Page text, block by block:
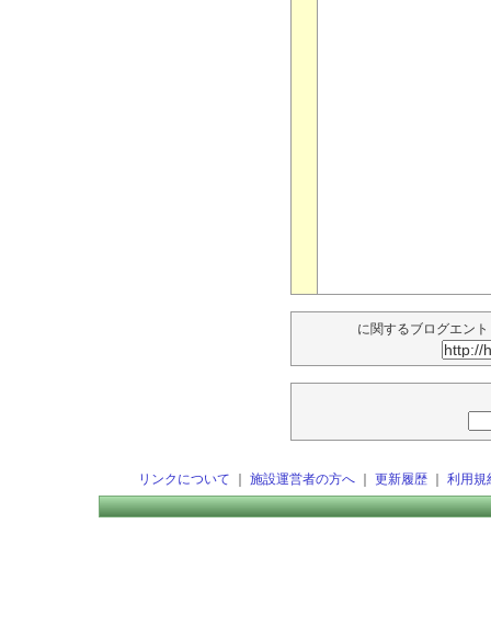
に関するブログエン
リンクについて 施設運営者の方へ｜ 更新履歴｜ 利用規